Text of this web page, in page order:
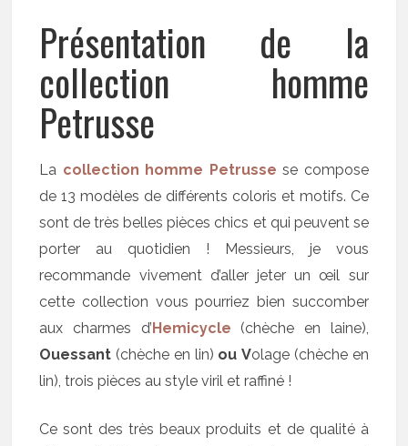
Présentation de la
collection homme
Petrusse
La collection homme Petrusse se compose
de 13 modèles de différents coloris et motifs. Ce
sont de très belles pièces chics et qui peuvent se
porter au quotidien ! Messieurs, je vous
recommande vivement d’aller jeter un œil sur
cette collection vous pourriez bien succomber
aux charmes d’Hemicycle
(chèche en laine),
Ouessant (chèche en lin) ou Volage (chèche en
lin), trois pièces au style viril et raffiné !
Ce sont des très beaux produits et de qualité à